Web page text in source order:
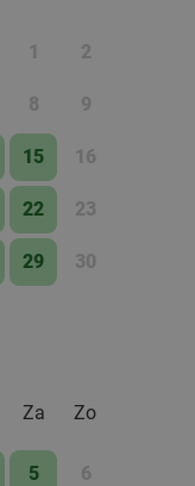
1 2
8 9
15 16
22 23
29 30
Za Zo
5 6